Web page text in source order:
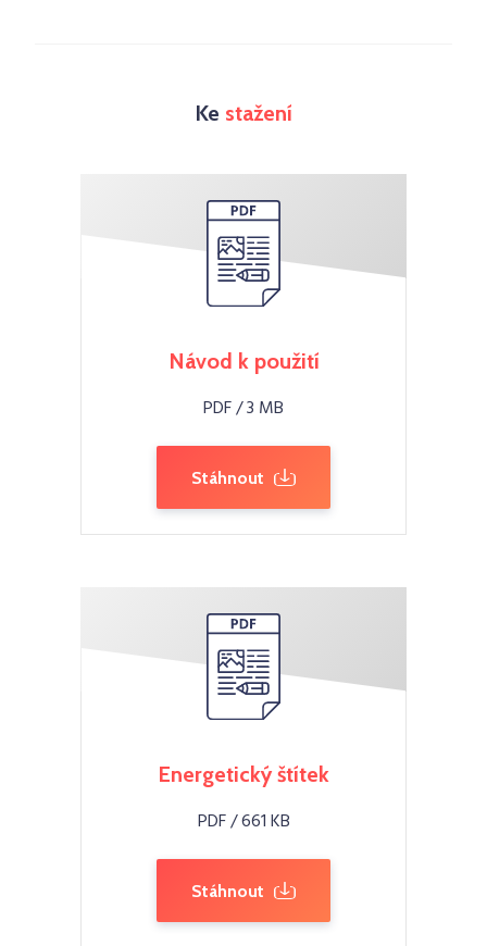
Ke stažení
Návod k použití
PDF / 3 MB
Stáhnout
Energetický štítek
PDF / 661 KB
Stáhnout